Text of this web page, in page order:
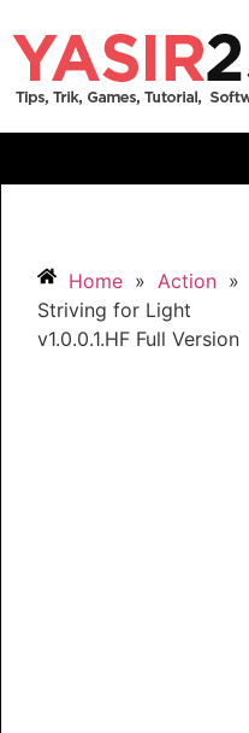
Home » Action »
Striving for Light
v1.0.0.1.HF Full Version